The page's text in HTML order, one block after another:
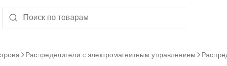
Распределители с электромагнитным управлением